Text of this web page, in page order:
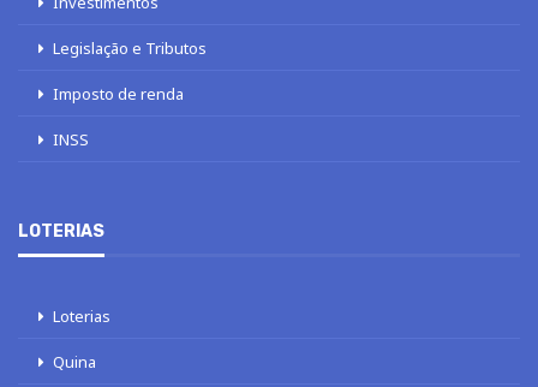
Legislação e Tributos
Imposto de renda
INSS
LOTERIAS
Loterias
Quina